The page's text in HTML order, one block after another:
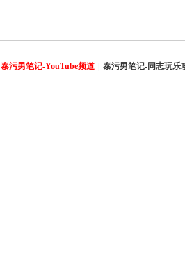
泰污男笔记-YouTube频道 泰污男笔记-同志玩乐